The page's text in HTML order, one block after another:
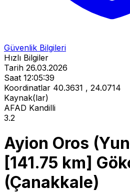
Güvenlik Bilgileri
Hızlı Bilgiler
Tarih 26.03.2026
Saat 12:05:39
Koordinatlar 40.3631 , 24.0714
Kaynak(lar)
AFAD Kandilli
3.2
Ayion Oros
[141.75 km]
(Çanakkale)